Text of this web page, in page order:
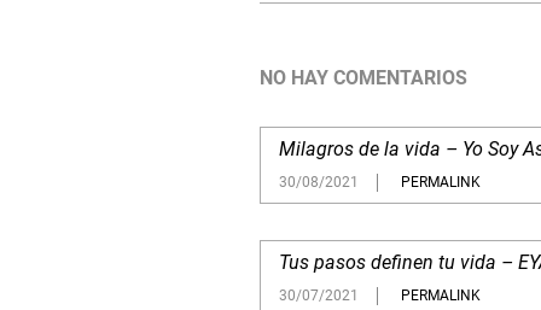
NO HAY COMENTARIOS
Milagros de la vida – Yo Soy
30/08/2021 PERMALINK
Tus pasos definen tu vida –
30/07/2021 PERMALINK